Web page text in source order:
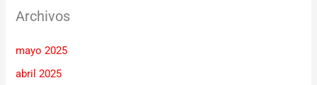
Archivos
mayo 2025
abril 2025